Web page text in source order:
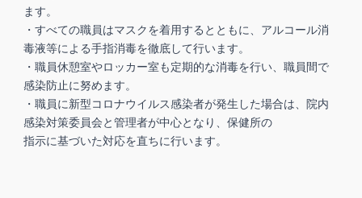
ます。
・すべての職員はマスクを着用するとともに、アルコール消
毒液等による手指消毒を徹底して行います。
・職員休憩室やロッカー室も定期的な消毒を行い、職員間で
感染防止に努めます。
・職員に新型コロナウイルス感染者が発生した場合は、院内
感染対策委員会と管理者が中心となり、保健所の
指示に基づいた対応を直ちに行います。